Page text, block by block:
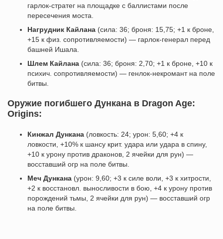
гарлок-стратег на площадке с баллистами после
пересечения моста.
Нагрудник Кайлана (сила: 36; броня: 15,75; +1 к броне,
+15 к физ. сопротивляемости) — гарлок-генерал перед
башней Ишала.
Шлем Кайлана (сила: 36; броня: 2,70; +1 к броне, +10 к
психич. сопротивляемости) — генлок-некромант на поле
битвы.
Оружие погибшего Дункана в Dragon Age:
Origins:
Кинжал Дункана (ловкость: 24; урон: 5,60; +4 к
ловкости, +10% к шансу крит. удара или удара в спину,
+10 к урону против драконов, 2 ячейки для рун) —
восставший огр на поле битвы.
Меч Дункана (урон: 9,60; +3 к силе воли, +3 к хитрости,
+2 к восстановл. выносливости в бою, +4 к урону против
порождений тьмы, 2 ячейки для рун) — восставший огр
на поле битвы.